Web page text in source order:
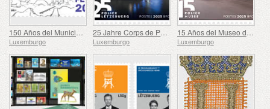
150 Años del Municipio de Mertzig
Luxemburgo
25 Jahre Corps de Police Grand-Ducale
Luxemburgo
15 Años del Museo de la Policía
Luxemburgo